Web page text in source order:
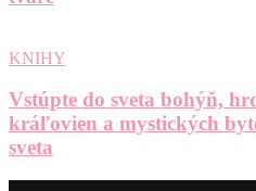
KNIHY
Vstúpte do sveta bohýň,
kráľovien a mystických
sveta